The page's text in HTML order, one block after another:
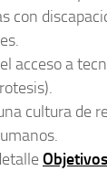
con
acceso a
cultura de